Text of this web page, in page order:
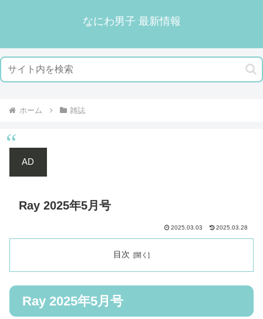
なにわ男子 最新情報
ホーム 雑誌
AD
Ray 2025年5月号
2025.03.03 2025.03.28
目次
Ray 2025年5月号